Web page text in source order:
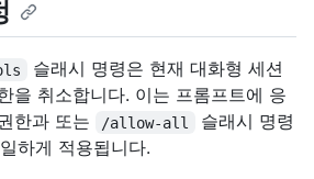
슬래시 명령은 현재 대화형 세션
을 취소합니다. 이는 프롬프트에 응
한과 또는
/allow-all
슬래시 명령
하게 적용됩니다.